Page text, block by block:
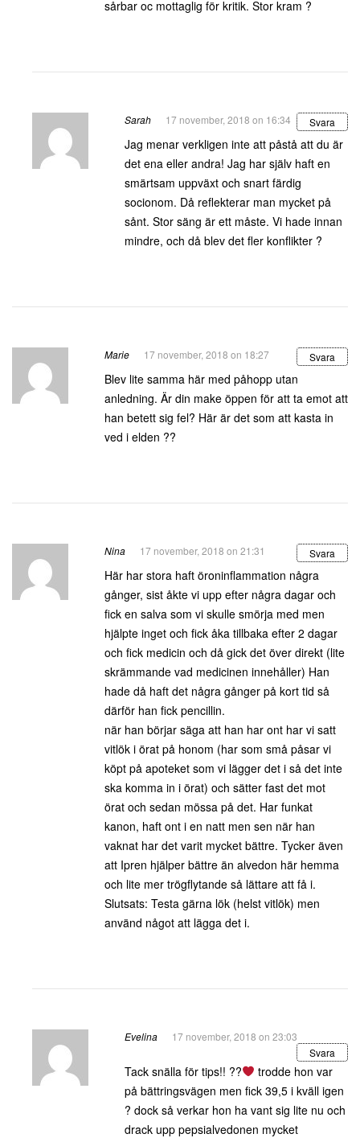
sårbar oc mottaglig för kritik. Stor kram ?
Sarah 17 november, 2018 on 16:34 Svara
Jag menar verkligen inte att påstå att du är
det ena eller andra! Jag har själv haft en
smärtsam uppväxt och snart färdig
socionom. Då reflekterar man mycket på
sånt. Stor säng är ett måste. Vi hade innan
mindre, och då blev det fler konflikter ?
Marie 17 november, 2018 on 18:27 Svara
Blev lite samma här med påhopp utan
anledning. Är din make öppen för att ta emot att
han betett sig fel? Här är det som att kasta in
ved i elden ??
Nina 17 november, 2018 on 21:31 Svara
Här har stora haft öroninflammation några
gånger, sist åkte vi upp efter några dagar och
fick en salva som vi skulle smörja med men
hjälpte inget och fick åka tillbaka efter 2 dagar
och fick medicin och då gick det över direkt (lite
skrämmande vad medicinen innehåller) Han
hade då haft det några gånger på kort tid så
därför han fick pencillin.
när han börjar säga att han har ont har vi satt
vitlök i örat på honom (har som små påsar vi
köpt på apoteket som vi lägger det i så det inte
ska komma in i örat) och sätter fast det mot
örat och sedan mössa på det. Har funkat
kanon, haft ont i en natt men sen när han
vaknat har det varit mycket bättre. Tycker även
att Ipren hjälper bättre än alvedon här hemma
och lite mer trögflytande så lättare att få i.
Slutsats: Testa gärna lök (helst vitlök) men
använd något att lägga det i.
Evelina
17 november, 2018 on 23:03
Svara
Tack snälla för tips!! ??
trodde hon var
på bättringsvägen men fick 39,5 i kväll igen
? dock så verkar hon ha vant sig lite nu och
drack upp pepsialvedonen mycket